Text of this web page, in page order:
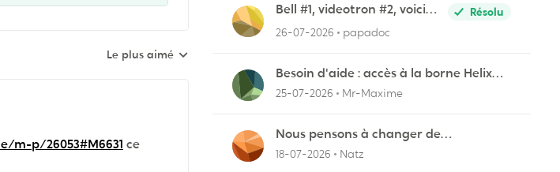
Réponses triées par
Le plus aimé
p/26053#M6631 ce
Bell #1, videotron #2, voici
pourquoi
Résolu
26-07-2026
papadoc
Besoin d'aide : accès à la borne Helix
pour vérifier l'UPnP NAT Black Ops 2
25-07-2026 Mr-Maxime
Nous pensons à changer de
fournisseurs…
18-07-2026 Natz